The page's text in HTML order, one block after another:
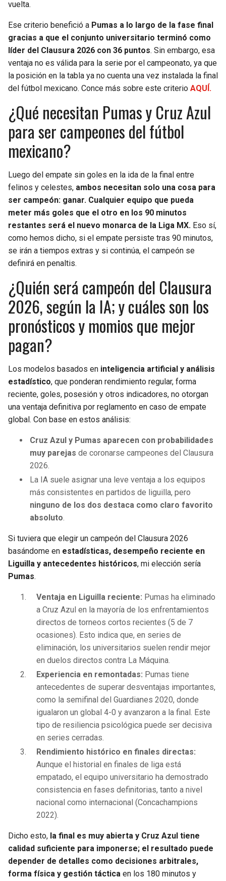
vuelta.
Ese criterio benefició a Pumas a lo largo de la fase final
gracias a que el conjunto universitario terminó como
líder del Clausura 2026 con 36 puntos. Sin embargo, esa
ventaja no es válida para la serie por el campeonato, ya que
la posición en la tabla ya no cuenta una vez instalada la final
del fútbol mexicano. Conce más sobre este criterio AQUÍ.
¿Qué necesitan Pumas y Cruz Azul
para ser campeones del fútbol
mexicano?
Luego del empate sin goles en la ida de la final entre
felinos y celestes, ambos necesitan solo una cosa para
ser campeón: ganar. Cualquier equipo que pueda
meter más goles que el otro en los 90 minutos
restantes será el nuevo monarca de la Liga MX. Eso sí,
como hemos dicho, si el empate persiste tras 90 minutos,
se irán a tiempos extras y si continúa, el campeón se
definirá en penaltis.
¿Quién será campeón del Clausura
2026, según la IA; y cuáles son los
pronósticos y momios que mejor
pagan?
Los modelos basados en inteligencia artificial y análisis
estadístico, que ponderan rendimiento regular, forma
reciente, goles, posesión y otros indicadores, no otorgan
una ventaja definitiva por reglamento en caso de empate
global. Con base en estos análisis:
Cruz Azul y Pumas aparecen con probabilidades
muy parejas de coronarse campeones del Clausura
2026.
La IA suele asignar una leve ventaja a los equipos
más consistentes en partidos de liguilla, pero
ninguno de los dos destaca como claro favorito
absoluto
Si tuviera que elegir un campeón del Clausura 2026
basándome en estadísticas, desempeño reciente en
Liguilla y antecedentes históricos, mi elección sería
Pumas.
Ventaja en Liguilla reciente: Pumas ha eliminado
a Cruz Azul en la mayoría de los enfrentamientos
directos de torneos cortos recientes (5 de 7
ocasiones). Esto indica que, en series de
eliminación, los universitarios suelen rendir mejor
en duelos directos contra La Máquina.
Experiencia en remontadas: Pumas tiene
antecedentes de superar desventajas importantes,
como la semifinal del Guardianes 2020, donde
igualaron un global 4-0 y avanzaron a la final. Este
tipo de resiliencia psicológica puede ser decisiva
en series cerradas.
Rendimiento histórico en finales directas:
Aunque el historial en finales de liga está
empatado, el equipo universitario ha demostrado
consistencia en fases definitorias, tanto a nivel
nacional como internacional (Concachampions
2022).
Dicho esto, la final es muy abierta y Cruz Azul tiene
calidad suficiente para imponerse; el resultado puede
depender de detalles como decisiones arbitrales,
forma física y gestión táctica en los 180 minutos y